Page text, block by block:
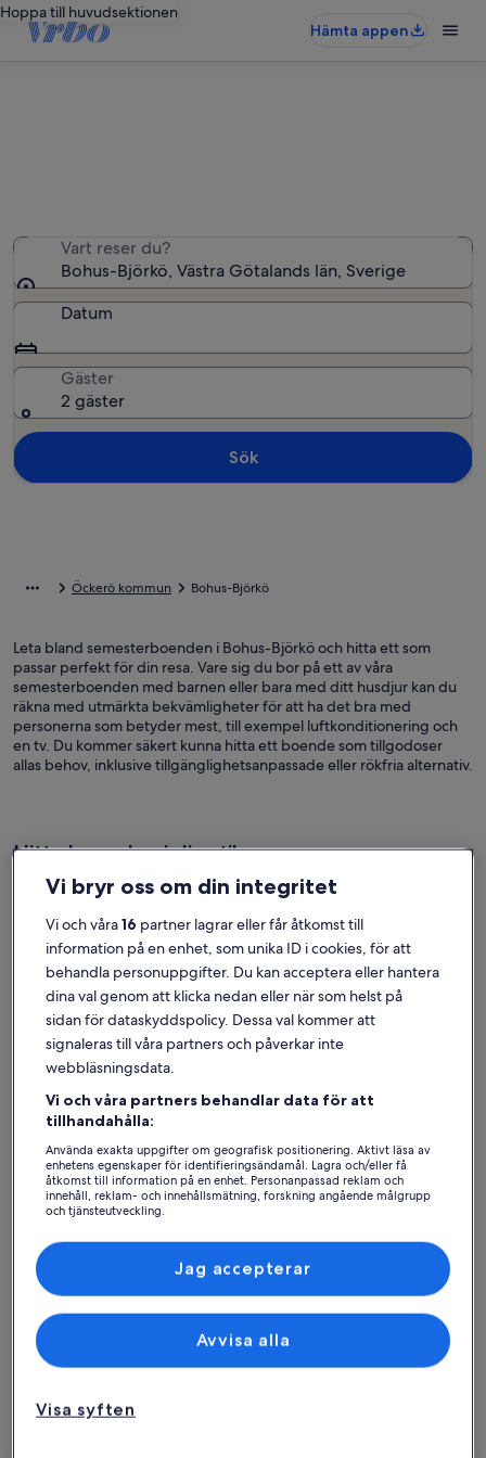
Hoppa till huvudsektionen
Hämta appen
Vart reser du?
Bohus-Björkö, Västra Götalands län, Sverige
Datum
Gäster
2 gäster
Sök
Öckerö kommun Bohus-Björkö
Leta bland semesterboenden i Bohus-Björkö och hitta ett som
passar perfekt för din resa. Vare sig du bor på ett av våra
semesterboenden med barnen eller bara med ditt husdjur kan du
räkna med utmärkta bekvämligheter för att ha det bra med
personerna som betyder mest, till exempel luftkonditionering och
en tv. Du kommer säkert kunna hitta ett boende som tillgodoser
allas behov, inklusive tillgänglighetsanpassade eller rökfria alternativ.
Hitta boenden i din stil
Hus
Sök bland hus Sök bland lägenheter
Hitta bästa boendet – Bohus-
Björkö
Mer information om 7 bedroom gorgeous home in Bohus-
Mer
Vi bryr oss om din integritet
Vi och våra16 partner lagrar eller får åtkomst till
information på en enhet, som unika ID i cookies, för att
behandla personuppgifter. Du kan acceptera eller hantera
dina val genom att klicka nedan eller när som helst på
sidan för dataskyddspolicy. Dessa val kommer att
signaleras till våra partners och påverkar inte
webbläsningsdata.
Vi och våra partners behandlar data för att
tillhandahålla:
Använda exakta uppgifter om geografisk positionering. Aktivt läsa av
enhetens egenskaper för identifieringsändamål. Lagra och/eller få
åtkomst till information på en enhet. Personanpassad reklam och
innehåll, reklam- och innehållsmätning, forskning angående målgrupp
och tjänsteutveckling.
Visa syften
Avvisa alla
Jag accepterar